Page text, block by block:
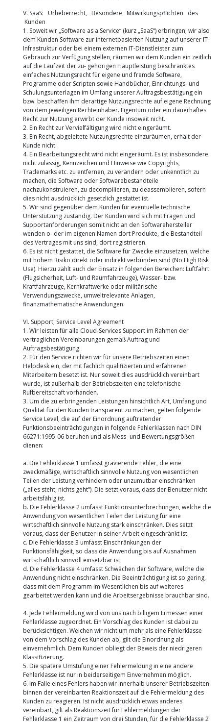
V. SaaS: Urheberrecht, Besondere Mitwirkungspflichten des
Kunden
1. Soweit wir „Software as a Service“ (kurz „SaaS“) erbringen, wir also
dem Kunden Software zur internetbasierten Nutzung auf unserer IT-
Infrastruktur oder bei einem externen IT-Dienstleister zum
Gebrauch zur Verfügung stellen, räumen wir dem Kunden ein zeitlich
auf die Laufzeit der zu- gehörigen Hauptleistung beschränktes
einfaches Nutzungsrecht für eigene und fremde Software,
Programme oder Scripten sowie Handbücher, Einrichtungs- und
Schulungsunterlagen im Umfang unserer Auftragsbestätigung ein
bzw. beschaffen ihm derartige Nutzungsrechte auf eigene Rechnung
von dem jeweiligen Rechteinhaber. Eigentum oder ein dauerhaftes
Recht zur Nutzung erwirbt der Kunde insoweit nicht.
2. Ein Recht zur Vervielfältigung wird nicht eingeräumt.
3. Ein Recht, abgeleitete Nutzungsrechte einzuräumen, erhält der
Kunde nicht.
4. Ein Bearbeitungsrecht wird nicht eingeräumt. Es ist insbesondere
nicht zulässig, Kennzeichen und Hinweise wie Copyrights,
Trademarks etc. zu entfernen, zu verändern oder unkenntlich zu
machen, die Software oder Softwarebestandteile
nachzukonstruieren, zu decompilieren, zu deassemblieren, sofern
dies nicht ausdrücklich gesetzlich gestattet ist.
5. Wir sind gegenüber dem Kunden für eventuelle technische
Unterstützung zuständig. Der Kunden wird sich mit Fragen und
Supportanforderungen somit nicht an den Softwarehersteller
wenden o- der im eigenen Namen dort Produkte, die Bestandteil
des Vertrages mit uns sind, dort registrieren.
6. Es ist nicht gestattet, die Software für Zwecke einzusetzen, welche
mit hohem Risiko direkt oder indirekt verbunden sind (No High Risk
Use). Hierzu zählt auch der Einsatz in folgenden Bereichen: Luftfahrt
(Flugsicherheit, Luft- und Raumfahrzeuge), Wasser- bzw.
Kraftfahrzeuge, Kernkraftwerke oder militärische
Verwendungszwecke, umweltrelevante Anlagen,
finanzmathematische Anwendungen.
VI. Support; Service Level Agreement
1. Wir leisten für alle Cloud-Services Support im Rahmen der
vertraglichen Vereinbarungen gemäß Auftrag und
Auftragsbestätigung.
2. Für den Service richten wir für unsere Betriebszeiten einen
Helpdesk ein, der mit fachlich qualifizierten und erfahrenen
Mitarbeitern besetzt ist. Nur soweit dies ausdrücklich vereinbart
wurde, ist außerhalb der Betriebszeiten eine telefonische
Rufbereitschaft vorhanden.
3. Um die zu erbringenden Leistungen hinsichtlich Art, Umfang und
Qualität für den Kunden transparent zu machen, gelten folgende
Service Level, die auf der Einordnung auftretender
Funktionsbeeinträchtigungen in folgende Fehlerklassen nach DIN
66271:1995-06 beruhen und als Mess- und Bewertungsgrößen
dienen:
a. Die Fehlerklasse 1 umfasst gravierende Fehler, die eine
zweckmäßige, wirtschaftlich sinnvolle Nutzung von wesentlichen
Teilen der Leistung verhindern oder unzumutbar einschränken
(„alles steht, nichts geht“). Die setzt voraus, dass der Benutzer nicht
arbeitsfähig ist.
b. Die Fehlerklasse 2 umfasst Funktionsunterbrechungen, welche die
Anwendung von wesentlichen Teilen der Leistung für eine
wirtschaftlich sinnvolle Nutzung stark einschränken. Dies setzt
voraus, dass der Benutzer in seiner Arbeit eingeschränkt ist.
c. Die Fehlerklasse 3 umfasst Einschränkungen der
Funktionsfähigkeit, so dass die Anwendung bis auf Ausnahmen
wirtschaftlich sinnvoll einsetzbar ist.
d. Die Fehlerklasse 4 umfasst Schwächen der Software, welche die
Anwendung nicht einschränken. Die Beeinträchtigung ist so gering,
dass mit dem Programm im Wesentlichen bis auf weiteres
gearbeitet werden kann und die Arbeitsergebnisse brauchbar sind.
4. Jede Fehlermeldung wird von uns nach billigem Ermessen einer
Fehlerklasse zugeordnet. Ein Vorschlag des Kunden ist dabei zu
berücksichtigen. Weichen wir nicht um mehr als eine Fehlerklasse
von dem Vorschlag des Kunden ab, gilt die Einordnung als
einvernehmlich. Dem Kunden obliegt der Beweis der niedrigeren
Klassifizierung.
5. Die spätere Umstufung einer Fehlermeldung in eine andere
Fehlerklasse ist nur in beiderseitigem Einvernehmen möglich.
6. Im Falle eines Fehlers haben wir innerhalb unserer Betriebszeiten
binnen der vereinbarten Reaktionszeit auf die Fehlermeldung des
Kunden zu reagieren. Ist nicht ausdrücklich etwas anderes
vereinbart, gilt als Reaktionszeit für Fehlermeldungen der
Fehlerklasse 1 ein Zeitraum von drei Stunden, für die Fehlerklasse 2